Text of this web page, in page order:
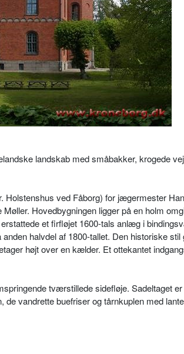
landskab med småbakker, krogede
Holstenshus ved Fåborg) for jægermester
Hovedbygningen ligger på en holm
et firfløjet 1600-tals anlæg i
halvdel af 1800-tallet. Den historiske stil
højt over en kælder. Et ottekantet
tværstillede sidefløje. Sadeltaget
vandrette buefriser og tårnkuplen med